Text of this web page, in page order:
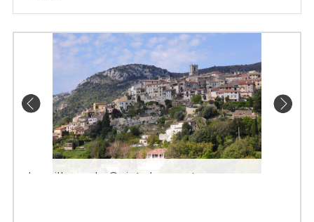
Le village de Saint-Jeannet